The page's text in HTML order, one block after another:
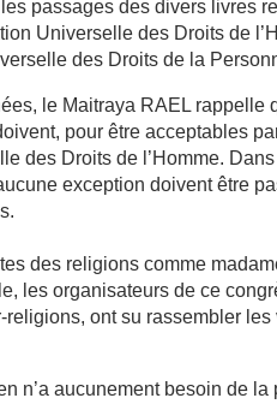
passages des divers livres
Universelle des Droits de
des Droits de la
le Maitraya RAEL rappelle
pour être acceptables
des Droits de l’Homme.
exception doivent être
des religions comme
les organisateurs de ce
religions, ont su rassembler
n’a aucunement besoin de